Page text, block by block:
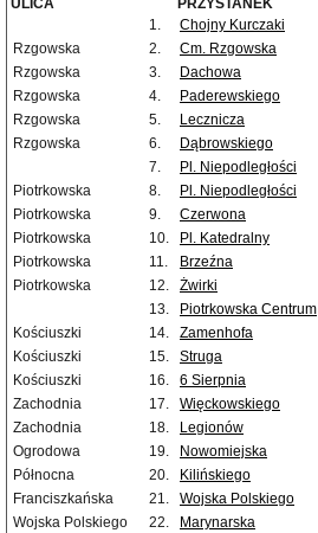
ULICA PRZYSTANEK
1.
Chojny Kurczaki
Rzgowska
2. Cm. Rzgowska
Rzgowska
3. Dachowa
Rzgowska
4. Paderewskiego
Rzgowska
5. Lecznicza
Rzgowska
6. Dąbrowskiego
7.
Pl. Niepodległości
Piotrkowska
8. Pl. Niepodległości
Piotrkowska
9. Czerwona
Piotrkowska
10. Pl. Katedralny
Piotrkowska
11. Brzeźna
Piotrkowska
12. Żwirki
13.
Piotrkowska Centrum
Kościuszki
14. Zamenhofa
Kościuszki
15. Struga
Kościuszki
16. 6 Sierpnia
Zachodnia
17. Więckowskiego
Zachodnia
18. Legionów
Ogrodowa
19. Nowomiejska
Północna
20. Kilińskiego
Franciszkańska
21. Wojska Polskiego
Wojska Polskiego
22. Marynarska